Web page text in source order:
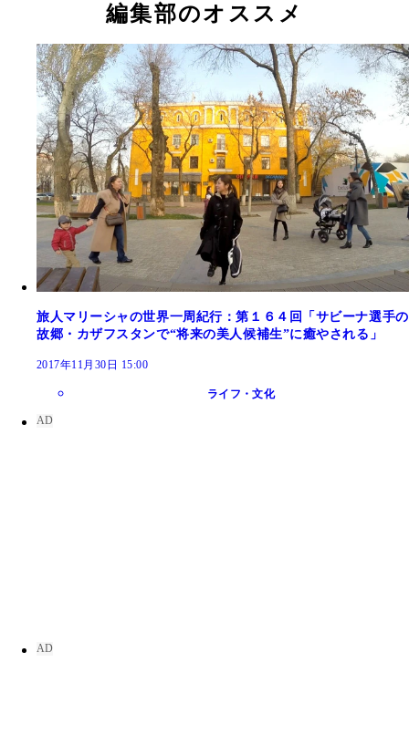
編集部のオススメ
旅人マリーシャの世界一周紀行：第１６４回「サビーナ選手の
故郷・カザフスタンで“将来の美人候補生”に癒やされる」
2017年11月30日 15:00
ライフ・文化